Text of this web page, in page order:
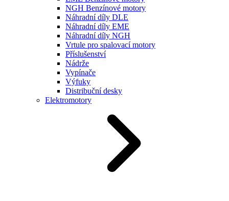
NGH Benzínové motory
Náhradní díly DLE
Náhradní díly EME
Náhradní díly NGH
Vrtule pro spalovací motory
Příslušenství
Nádrže
Vypínače
Výfuky
Distribuční desky
Elektromotory